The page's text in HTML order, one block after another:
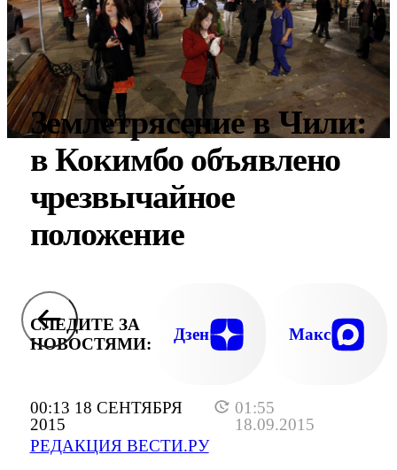
00:13 18 СЕНТЯБРЯ
2015
01:55
18.09.2015
РЕДАКЦИЯ ВЕСТИ.РУ
Землетрясение в Чили:
в Кокимбо объявлено
чрезвычайное
положение
СЛЕДИТЕ ЗА
НОВОСТЯМИ:
Дзен Макс